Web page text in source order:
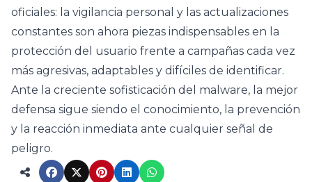
oficiales: la vigilancia personal y las actualizaciones
constantes son ahora piezas indispensables en la
protección del usuario frente a campañas cada vez
más agresivas, adaptables y difíciles de identificar.
Ante la creciente sofisticación del malware, la mejor
defensa sigue siendo el conocimiento, la prevención
y la reacción inmediata ante cualquier señal de
peligro.